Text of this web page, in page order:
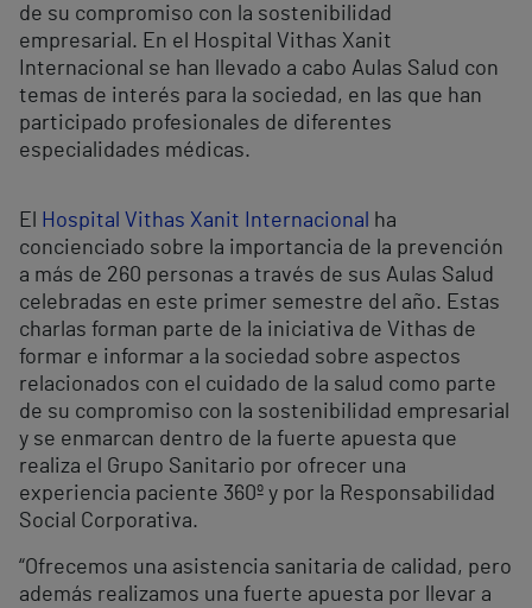
de su compromiso con la sostenibilidad
empresarial. En el Hospital Vithas Xanit
Internacional se han llevado a cabo Aulas Salud con
temas de interés para la sociedad, en las que han
participado profesionales de diferentes
especialidades médicas.
El Hospital Vithas Xanit Internacional
ha
concienciado sobre la importancia de la prevención
a más de 260 personas a través de sus Aulas Salud
celebradas en este primer semestre del año. Estas
charlas forman parte de la iniciativa de Vithas de
formar e informar a la sociedad sobre aspectos
relacionados con el cuidado de la salud como parte
de su compromiso con la sostenibilidad empresarial
y se enmarcan dentro de la fuerte apuesta que
realiza el Grupo Sanitario por ofrecer una
experiencia paciente 360º y por la Responsabilidad
Social Corporativa.
“Ofrecemos una asistencia sanitaria de calidad, pero
además realizamos una fuerte apuesta por llevar a